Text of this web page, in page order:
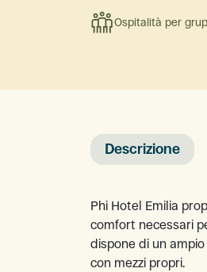
Ospitalità per
Descrizione
Phi Hotel Emilia
comfort necessari
dispone di un
con mezzi propri.